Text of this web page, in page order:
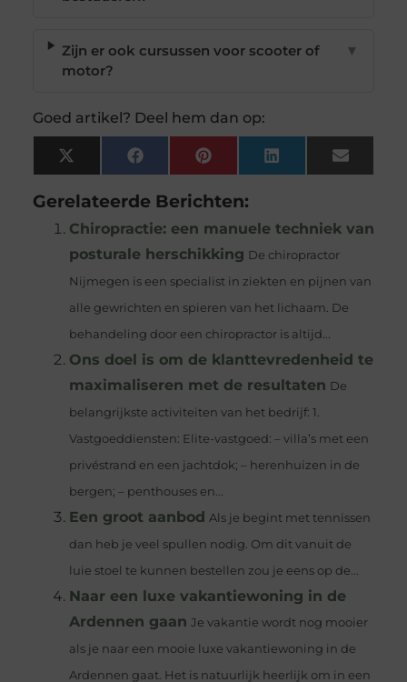
Zijn er ook cursussen voor scooter of
motor?
▼
Goed artikel? Deel hem dan op:
X
(Twitter)
FacebookPinterest LinkedIn Email
Gerelateerde Berichten:
Chiropractie: een manuele techniek van
posturale herschikking De chiropractor
Nijmegen is een specialist in ziekten en pijnen van
alle gewrichten en spieren van het lichaam. De
behandeling door een chiropractor is altijd...
Ons doel is om de klanttevredenheid te
maximaliseren met de resultaten De
belangrijkste activiteiten van het bedrijf: 1.
Vastgoeddiensten: Elite-vastgoed: – villa’s met een
privéstrand en een jachtdok; – herenhuizen in de
bergen; – penthouses en...
Een groot aanbod Als je begint met tennissen
dan heb je veel spullen nodig. Om dit vanuit de
luie stoel te kunnen bestellen zou je eens op de...
Naar een luxe vakantiewoning in de
Ardennen gaan Je vakantie wordt nog mooier
als je naar een mooie luxe vakantiewoning in de
Ardennen gaat. Het is natuurlijk heerlijk om in een